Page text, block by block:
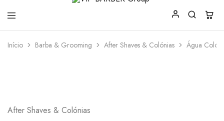
BARBER
para
Início Barba & Grooming After Shaves & Colónias Água
After Shaves & Colónias